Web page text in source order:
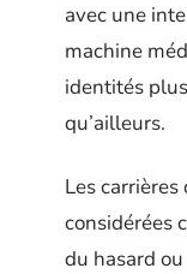
avec une
machine
identités
qu’ailleurs.
Les carrières
considérées
du hasard